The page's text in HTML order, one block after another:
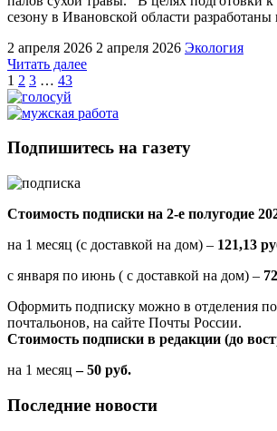
сезону в Ивановской области
2 апреля 2026 2 апреля 2026 Экология
Читать далее"Для
сезона
года
лесов
сформирована
сил
средств
для
ликвидации
Пагинация
записей
1 2 3 … 43
Подпишитесь на газету
Стоимость подписки на 2-е полугодие
на 1 месяц (с доставкой на дом) – 121,13
с января по июнь ( с доставкой на дом) –
Оформить подписку можно в отделения
почтальонов, на сайте Почты России.
Стоимость подписки в редакции (до
на 1 месяц – 50 руб.
Последние новости